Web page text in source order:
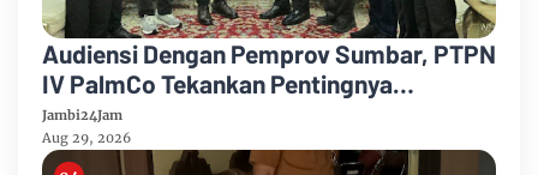
Audiensi Dengan Pemprov Sumbar, PTPN
IV PalmCo Tekankan Pentingnya
Harmonisasi Operasional Kebun
Jambi24Jam
Aug 29, 2026